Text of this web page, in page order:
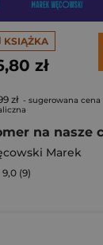
KSIĄŻKA
zł
zł - sugerowana cena
na nasze
Marek
9,0 (9)